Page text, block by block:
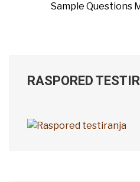
Sample Questions
RASPORED